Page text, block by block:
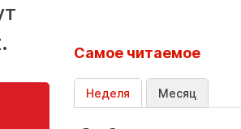
Самое читаемое
Неделя Месяц